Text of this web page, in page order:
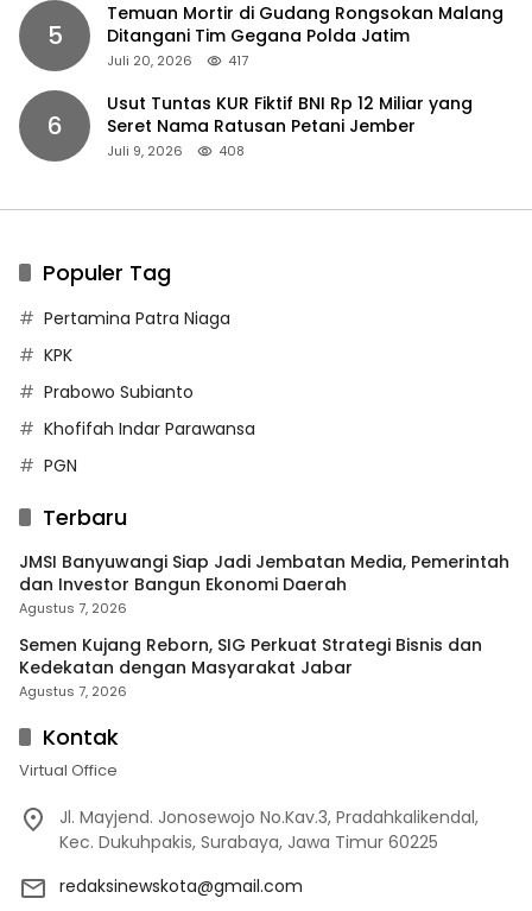
5
Temuan Mortir di Gudang Rongsokan Malang
Ditangani Tim Gegana Polda Jatim
Juli 20, 2026 417
6
Usut Tuntas KUR Fiktif BNI Rp 12 Miliar yang
Seret Nama Ratusan Petani Jember
Juli 9, 2026 408
Populer Tag
Pertamina Patra Niaga
KPK
Prabowo Subianto
Khofifah Indar Parawansa
PGN
Terbaru
JMSI Banyuwangi Siap Jadi Jembatan Media, Pemerintah
dan Investor Bangun Ekonomi Daerah
Agustus 7, 2026
Semen Kujang Reborn, SIG Perkuat Strategi Bisnis dan
Kedekatan dengan Masyarakat Jabar
Agustus 7, 2026
Kontak
Virtual Office
Jl. Mayjend. Jonosewojo No.Kav.3, Pradahkalikendal,
Kec. Dukuhpakis, Surabaya, Jawa Timur 60225
redaksinewskota@gmail.com